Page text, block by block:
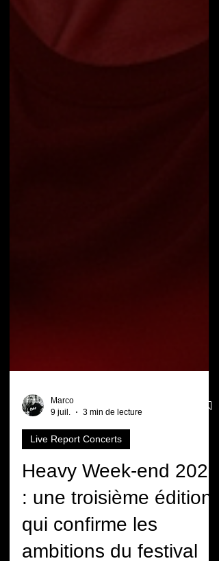
Marco
Live Report Concerts
Heavy Week-end 2026
: une troisième édition